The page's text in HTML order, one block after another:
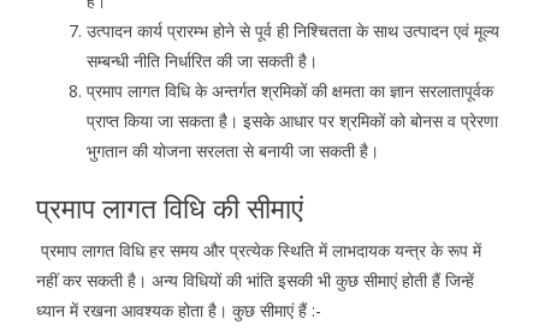
उत्पादन कार्य प्रारम्भ होने से पूर्व ही निश्चितता के साथ उत्पादन एवं मूल्य
सम्बन्धी नीति निर्धारित की जा सकती है।
प्रमाप लागत विधि के अन्तर्गत श्रमिकों की क्षमता का ज्ञान सरलातापूर्वक
प्राप्त किया जा सकता है। इसके आधार पर श्रमिकों को बोनस व प्रेरणा
भुगतान की योजना सरलता से बनायी जा सकती है।
प्रमाप लागत विधि की सीमाएं
प्रमाप लागत विधि हर समय और प्रत्येक स्थिति में लाभदायक यन्त्र के रूप में
नहीं कर सकती है। अन्य विधियों की भांति इसकी भी कुछ सीमाएं होती हैं जिन्हें
ध्यान में रखना आवश्यक होता है। कुछ सीमाएं हैं :-